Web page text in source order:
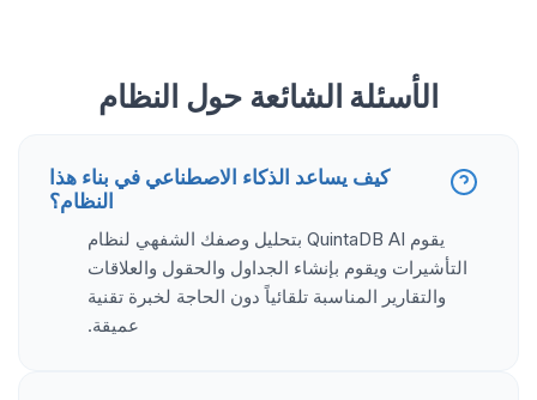
الأسئلة الشائعة حول النظام
كيف يساعد الذكاء الاصطناعي في بناء هذا
النظام؟
يقوم QuintaDB AI بتحليل وصفك الشفهي لنظام
التأشيرات ويقوم بإنشاء الجداول والحقول والعلاقات
والتقارير المناسبة تلقائياً دون الحاجة لخبرة تقنية
عميقة.